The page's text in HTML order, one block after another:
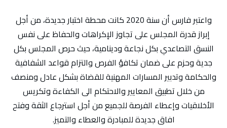
واعتبر فارس أن سنة 2020 كانت محطة اختبار جديدة، من أجل
إبراز قدرة المجلس على تجاوز الإكراهات والحفاظ على نفس
النسق التصاعدي بكل نجاعة ودينامية، حيث حرص المجلس بكل
جدية وحزم على ضمان تكافؤ الفرص والتزام قواعد الشفافية
والحكامة وتدبير المسارات المهنية للقضاة بشكل عادل ومنصف
من خلال تطبيق المعايير والاحتكام الى الكفاءة وتكريس
الأخلاقيات وإعطاء الفرصة للجميع من أجل استرجاع الثقة وفتح
افاق جديدة للمبادرة والعطاء والتميز.